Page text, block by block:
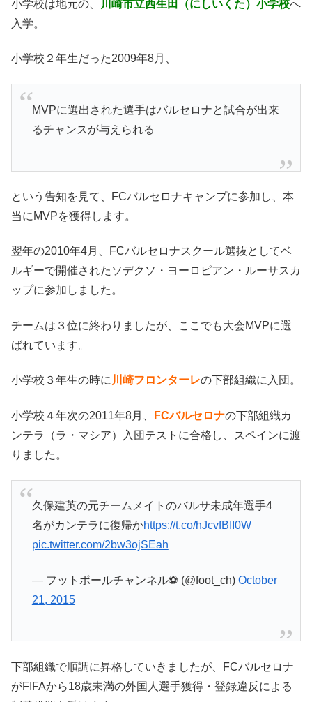
小学校は地元の、 川崎市立西生田（にしいくた）小学校へ
入学。
小学校２年生だった2009年8月、
MVPに選出された選手はバルセロナと試合が出来
るチャンスが与えられる
という告知を見て、FCバルセロナキャンプに参加し、本
当にMVPを獲得します。
翌年の2010年4月、FCバルセロナスクール選抜としてベ
ルギーで開催されたソデクソ・ヨーロピアン・ルーサスカ
ップに参加しました。
チームは３位に終わりましたが、ここでも大会MVPに選
ばれています。
小学校３年生の時に 川崎フロンターレの下部組織に入団。
小学校４年次の2011年8月、 FCバルセロナの下部組織カ
ンテラ（ラ・マシア）入団テストに合格し、スペインに渡
りました。
久保建英の元チームメイトのバルサ未成年選手4
名がカンテラに復帰かhttps://t.co/hJcvfBII0W
pic.twitter.com/2bw3ojSEah
— フットボールチャンネル⚽️ (@foot_ch) October
21, 2015
下部組織で順調に昇格していきましたが、FCバルセロナ
がFIFAから18歳未満の外国人選手獲得・登録違反による